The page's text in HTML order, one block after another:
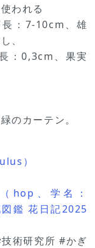
われる
：7-10cm、雄
、
：0,3cm、果実
のカーテン。
）
hop、学名：
鑑 花日記2025
術研究所 #かぎ